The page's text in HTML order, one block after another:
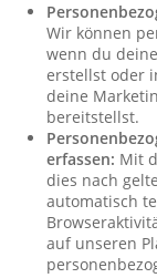
Wir können
wenn du
erstellst oder
deine
bereitstellst.
erfassen: Mit
dies nach
automatisch
auf unseren